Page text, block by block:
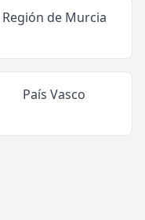
Región de Murcia
País Vasco